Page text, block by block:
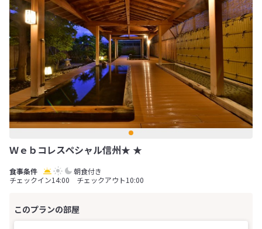
Ｗｅｂコレスペシャル信州★ ★
朝食付き
チェックイン14:00 チェックアウト10:00